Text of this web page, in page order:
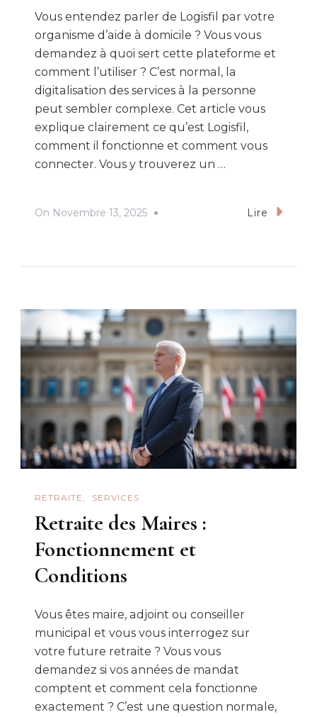
Vous entendez parler de Logisfil par votre
organisme d’aide à domicile ? Vous vous
demandez à quoi sert cette plateforme et
comment l’utiliser ? C’est normal, la
digitalisation des services à la personne
peut sembler complexe. Cet article vous
explique clairement ce qu’est Logisfil,
comment il fonctionne et comment vous
connecter. Vous y trouverez un …
On Novembre 13, 2025 Lire
RETRAITE SERVICES
Retraite des Maires :
Fonctionnement et
Conditions
Vous êtes maire, adjoint ou conseiller
municipal et vous vous interrogez sur
votre future retraite ? Vous vous
demandez si vos années de mandat
comptent et comment cela fonctionne
exactement ? C’est une question normale,